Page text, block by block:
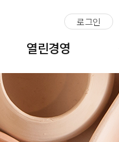
로그인
열린경영